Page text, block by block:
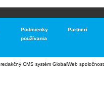
Podmienky
používania
Partneri
redakčný CMS systém GlobalWeb